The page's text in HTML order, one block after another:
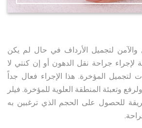
والآمن لتجميل الأرداف في حال لم يكن
لإجراء جراحة نقل الدهون أو إن كنتي لا
لتجميل المؤخرة. هذا الإجراء فعال جداً
وتعبئة المنطقة العلوية للمؤخرة. فيلر
للحصول على الحجم الذي ترغبين به